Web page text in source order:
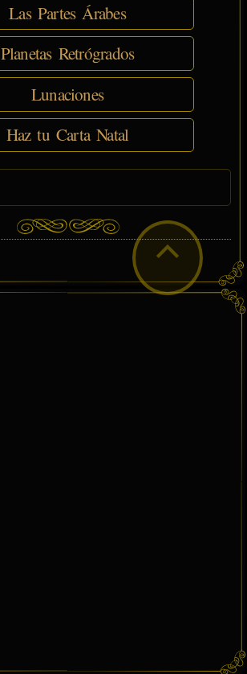
Las Partes Árabes
Planetas Retrógrados
Lunaciones
Haz tu Carta Natal